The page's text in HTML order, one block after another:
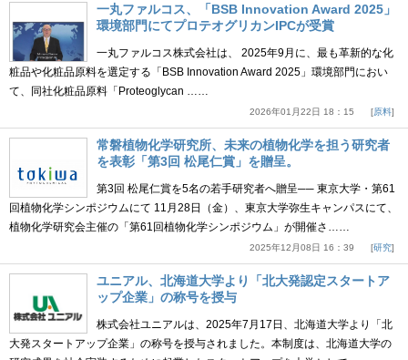
一丸ファルコス、「BSB Innovation Award 2025」
環境部門にてプロテオグリカンIPCが受賞
一丸ファルコス株式会社は、 2025年9月に、最も革新的な化
粧品や化粧品原料を選定する「BSB Innovation Award 2025」環境部門におい
て、同社化粧品原料「Proteoglycan ……
2026年01月22日 18：15 原料
常磐植物化学研究所、未来の植物化学を担う研究者
を表彰「第3回 松尾仁賞」を贈呈。
第3回 松尾仁賞を5名の若手研究者へ贈呈── 東京大学・第61
回植物化学シンポジウムにて 11月28日（金）、東京大学弥生キャンパスにて、
植物化学研究会主催の「第61回植物化学シンポジウム」が開催さ……
2025年12月08日 16：39 研究
ユニアル、北海道大学より「北大発認定スタートア
ップ企業」の称号を授与
株式会社ユニアルは、2025年7月17日、北海道大学より「北
大発スタートアップ企業」の称号を授与されました。本制度は、北海道大学の